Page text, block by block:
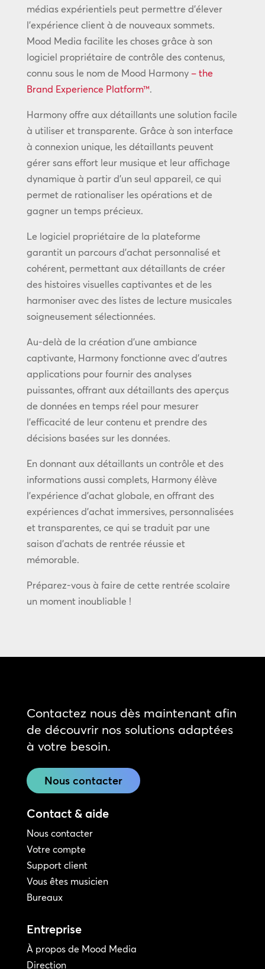
médias expérientiels peut permettre d’élever
l’expérience client à de nouveaux sommets.
Mood Media facilite les choses grâce à son
logiciel propriétaire de contrôle des contenus,
connu sous le nom de Mood Harmony – the
Brand Experience Platform™.
Harmony offre aux détaillants une solution facile
à utiliser et transparente. Grâce à son interface
à connexion unique, les détaillants peuvent
gérer sans effort leur musique et leur affichage
dynamique à partir d’un seul appareil, ce qui
permet de rationaliser les opérations et de
gagner un temps précieux.
Le logiciel propriétaire de la plateforme
garantit un parcours d’achat personnalisé et
cohérent, permettant aux détaillants de créer
des histoires visuelles captivantes et de les
harmoniser avec des listes de lecture musicales
soigneusement sélectionnées.
Au-delà de la création d’une ambiance
captivante, Harmony fonctionne avec d’autres
applications pour fournir des analyses
puissantes, offrant aux détaillants des aperçus
de données en temps réel pour mesurer
l’efficacité de leur contenu et prendre des
décisions basées sur les données.
En donnant aux détaillants un contrôle et des
informations aussi complets, Harmony élève
l’expérience d’achat globale, en offrant des
expériences d’achat immersives, personnalisées
et transparentes, ce qui se traduit par une
saison d’achats de rentrée réussie et
mémorable.
Préparez-vous à faire de cette rentrée scolaire
un moment inoubliable !
Contactez nous dès maintenant afin
de découvrir nos solutions adaptées
à votre besoin.
Nous contacter
Contact & aide
Nous contacter
Votre compte
Support client
Vous êtes musicien
Bureaux
Entreprise
À propos de Mood Media
Direction